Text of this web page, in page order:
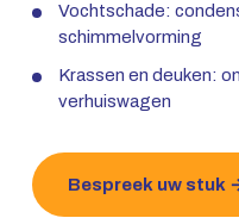
Vochtschade:
schimmelvorming
Krassen en deuken:
verhuiswagen
Bespreek uw stuk